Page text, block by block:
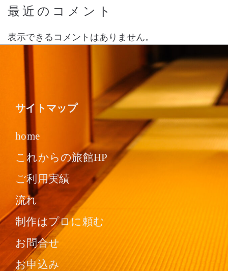
最近のコメント
表示できるコメントはありません。
サイトマップ
home
これからの旅館HP
ご利用実績
流れ
制作はプロに頼む
お問合せ
お申込み